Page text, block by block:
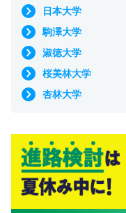
日本大学
駒澤大学
淑徳大学
桜美林大学
杏林大学